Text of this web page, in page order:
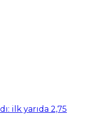
ilk yarıda 2,75